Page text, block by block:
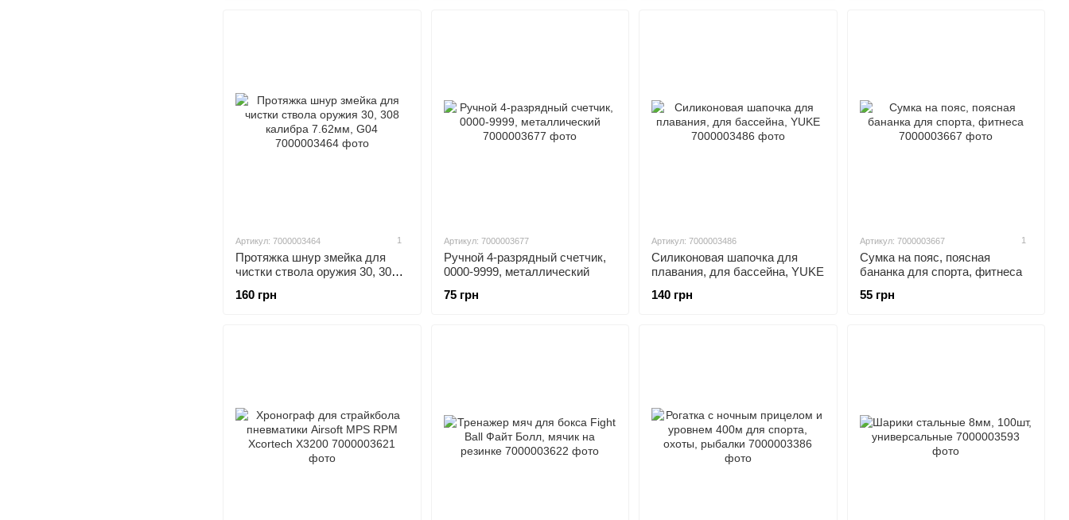
Артикул: 7000003464 1
Протяжка шнур змейка для
чистки ствола оружия 30, 308
160 грн
Артикул: 7000003677
Ручной 4-разрядный счетчик,
0000-9999, металлический
75 грн
Артикул: 7000003486
Силиконовая шапочка для
плавания, для бассейна, YUKE
140 грн
Артикул: 7000003667 1
Сумка на пояс, поясная
бананка для спорта, фитнеса
55 грн